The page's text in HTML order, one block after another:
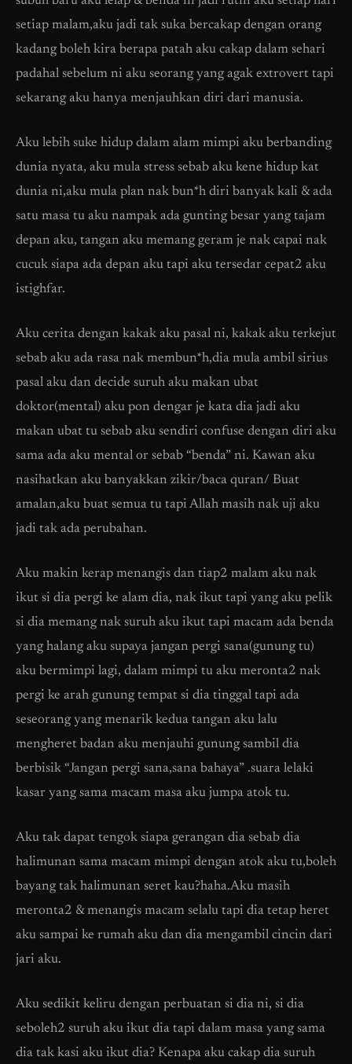
setiap malam,aku jadi tak suka bercakap dengan orang
kadang boleh kira berapa patah aku cakap dalam sehari
padahal sebelum ni aku seorang yang agak extrovert tapi
sekarang aku hanya menjauhkan diri dari manusia.
Aku lebih suke hidup dalam alam mimpi aku berbanding
dunia nyata, aku mula stress sebab aku kene hidup kat
dunia ni,aku mula plan nak bun*h diri banyak kali & ada
satu masa tu aku nampak ada gunting besar yang tajam
depan aku, tangan aku memang geram je nak capai nak
cucuk siapa ada depan aku tapi aku tersedar cepat2 aku
istighfar.
Aku cerita dengan kakak aku pasal ni, kakak aku terkejut
sebab aku ada rasa nak membun*h,dia mula ambil sirius
pasal aku dan decide suruh aku makan ubat
doktor(mental) aku pon dengar je kata dia jadi aku
makan ubat tu sebab aku sendiri confuse dengan diri aku
sama ada aku mental or sebab “benda” ni. Kawan aku
nasihatkan aku banyakkan zikir/baca quran/ Buat
amalan,aku buat semua tu tapi Allah masih nak uji aku
jadi tak ada perubahan.
Aku makin kerap menangis dan tiap2 malam aku nak
ikut si dia pergi ke alam dia, nak ikut tapi yang aku pelik
si dia memang nak suruh aku ikut tapi macam ada benda
yang halang aku supaya jangan pergi sana(gunung tu)
aku bermimpi lagi, dalam mimpi tu aku meronta2 nak
pergi ke arah gunung tempat si dia tinggal tapi ada
seseorang yang menarik kedua tangan aku lalu
mengheret badan aku menjauhi gunung sambil dia
berbisik “Jangan pergi sana,sana bahaya” .suara lelaki
kasar yang sama macam masa aku jumpa atok tu.
Aku tak dapat tengok siapa gerangan dia sebab dia
halimunan sama macam mimpi dengan atok aku tu,boleh
bayang tak halimunan seret kau?haha.Aku masih
meronta2 & menangis macam selalu tapi dia tetap heret
aku sampai ke rumah aku dan dia mengambil cincin dari
jari aku.
Aku sedikit keliru dengan perbuatan si dia ni, si dia
seboleh2 suruh aku ikut dia tapi dalam masa yang sama
dia tak kasi aku ikut dia? Kenapa aku cakap dia suruh